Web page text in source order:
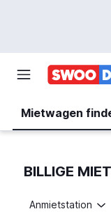
Mietwagen
BILLIGE
Anmietstation